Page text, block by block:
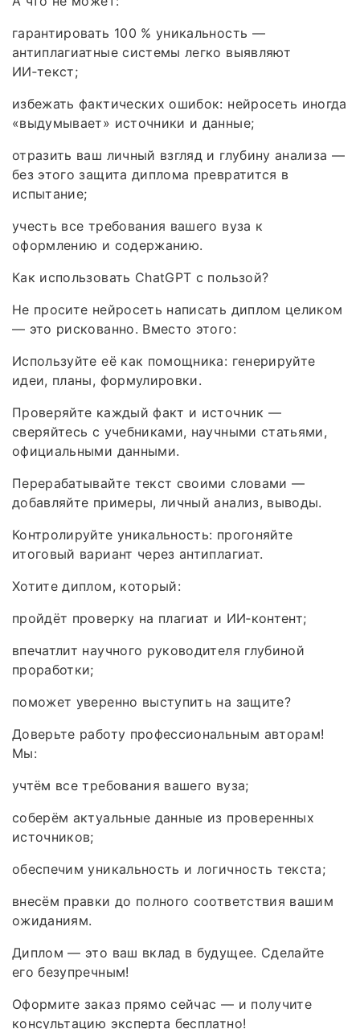
гарантировать 100 % уникальность —
антиплагиатные системы легко выявляют
ИИ‑текст;
избежать фактических ошибок: нейросеть иногда
«выдумывает» источники и данные;
отразить ваш личный взгляд и глубину анализа —
без этого защита диплома превратится в
испытание;
учесть все требования вашего вуза к
оформлению и содержанию.
Как использовать ChatGPT с пользой?
Не просите нейросеть написать диплом целиком
— это рискованно. Вместо этого:
Используйте её как помощника: генерируйте
идеи, планы, формулировки.
Проверяйте каждый факт и источник —
сверяйтесь с учебниками, научными статьями,
официальными данными.
Перерабатывайте текст своими словами —
добавляйте примеры, личный анализ, выводы.
Контролируйте уникальность: прогоняйте
итоговый вариант через антиплагиат.
Хотите диплом, который:
пройдёт проверку на плагиат и ИИ‑контент;
впечатлит научного руководителя глубиной
проработки;
поможет уверенно выступить на защите?
Доверьте работу профессиональным авторам!
Мы:
учтём все требования вашего вуза;
соберём актуальные данные из проверенных
источников;
обеспечим уникальность и логичность текста;
внесём правки до полного соответствия вашим
ожиданиям.
Диплом — это ваш вклад в будущее. Сделайте
его безупречным!
Оформите заказ прямо сейчас — и получите
консультацию эксперта бесплатно!